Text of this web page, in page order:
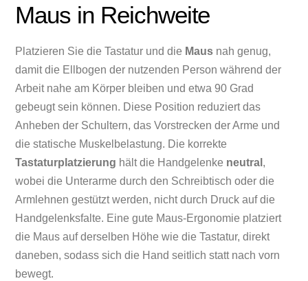
Maus in Reichweite
Platzieren Sie die Tastatur und die Maus nah genug,
damit die Ellbogen der nutzenden Person während der
Arbeit nahe am Körper bleiben und etwa 90 Grad
gebeugt sein können. Diese Position reduziert das
Anheben der Schultern, das Vorstrecken der Arme und
die statische Muskelbelastung. Die korrekte
Tastaturplatzierung hält die Handgelenke neutral ,
wobei die Unterarme durch den Schreibtisch oder die
Armlehnen gestützt werden, nicht durch Druck auf die
Handgelenksfalte. Eine gute Maus-Ergonomie platziert
die Maus auf derselben Höhe wie die Tastatur, direkt
daneben, sodass sich die Hand seitlich statt nach vorn
bewegt.